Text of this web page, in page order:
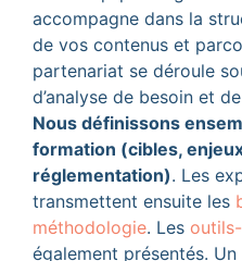
accompagne dans la
de vos contenus et
partenariat se déroule
d’analyse de besoin et
Nous définissons
formation (cibles,
réglementation). Les
transmettent ensuite les
méthodologie. Les
également présentés.